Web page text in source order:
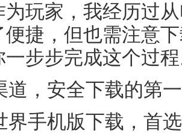
为玩家，我经历过
便捷，但也需注意
一步步完成这个过
道，安全下载的第
界手机版下载，首